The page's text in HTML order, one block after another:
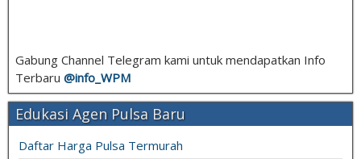
Gabung Channel Telegram kami untuk mendapatkan Info
Terbaru @info_ WPM
Edukasi Agen Pulsa Baru
Daftar Harga Pulsa Termurah